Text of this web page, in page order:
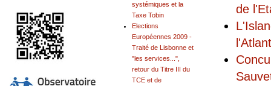
de
systémiques et la
Taxe Tobin
Elections
Européennes 2009 -
Traité de Lisbonne et
"les services...",
retour du Titre III du
TCE et de